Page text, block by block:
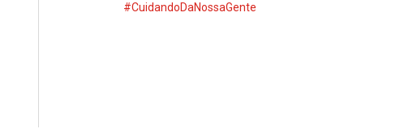
#CuidandoDaNossaGente